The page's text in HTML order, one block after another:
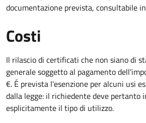
documentazione prevista, consultabile
Costi
Il rilascio di certificati che non siano di
generale soggetto al pagamento
€. É prevista l'esenzione per alcuni usi
dalla legge: il richiedente deve pertanto
esplicitamente il tipo di utilizzo.